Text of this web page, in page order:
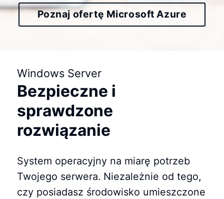
Poznaj ofertę Microsoft Azure
Windows Server
Bezpieczne i
sprawdzone
rozwiązanie
System operacyjny na miarę potrzeb
Twojego serwera. Niezależnie od tego,
czy posiadasz środowisko umieszczone